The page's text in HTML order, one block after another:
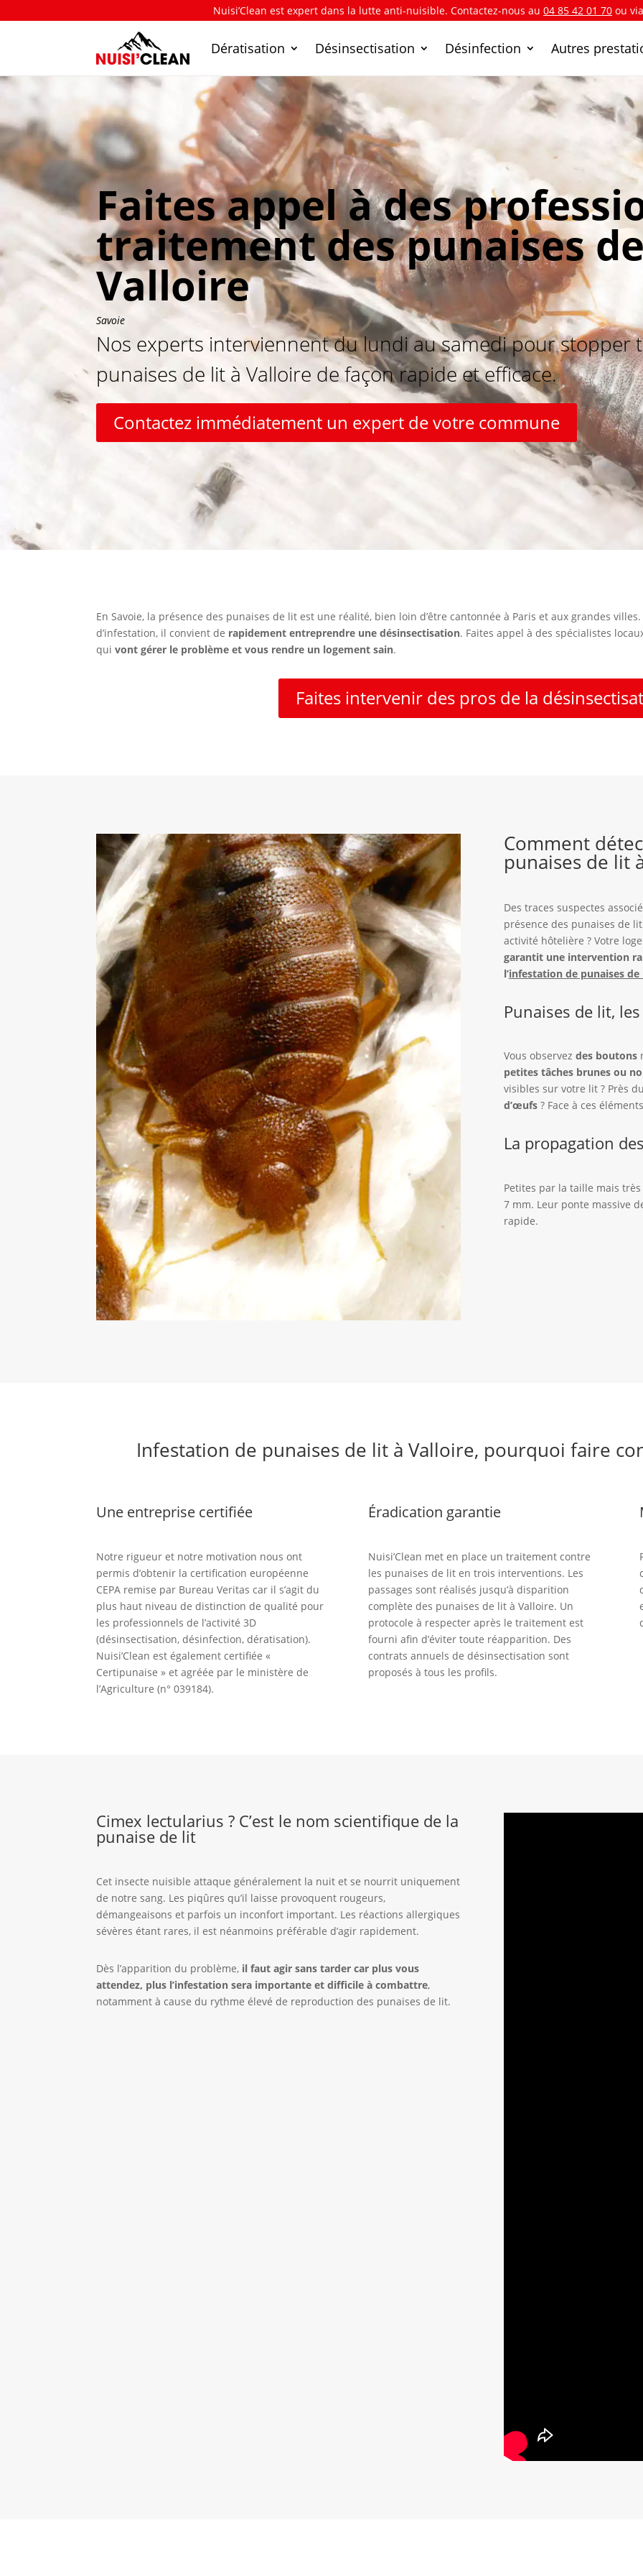
Nuisi’Clean est expert dans la lutte anti-nuisible. Contactez-nous au 04 85 42 01 70 ou via
Dératisation Désinsectisation Désinfection Autres
Faites appel à des
traitement des punaises
Valloire
Savoie
Nos experts interviennent du lundi au samedi pour stopper
punaises de lit à Valloire de façon rapide et efficace.
Contactez immédiatement un expert de votre commune
En Savoie, la présence des punaises de lit est une réalité, bien loin d’être cantonnée à Paris et aux grandes
d’infestation, il convient de rapidement entreprendre une désinsectisation. Faites appel à des spécialistes
quivont gérer le problème et vous rendre un logement sain.
Faites intervenir des pros de la
Comment
punaises de lit
Des traces suspectes
présence des punaises de
activité hôtelière ? Votre
garantit une intervention
l’infestation de punaises de
Punaises de lit,
Vous observez des boutons
petites tâches brunes ou
visibles sur votre lit ? Près
d’œufs? Face à ces
La propagation
Petites par la taille mais
7 mm. Leur ponte massive
rapide.
Infestation de punaises de lit à Valloire, pourquoi faire
Une entreprise certifiée
Notre rigueur et notre motivation nous ont
permis d’obtenir la certification européenne
CEPA remise par Bureau Veritas car il s’agit du
plus haut niveau de distinction de qualité pour
les professionnels de l’activité 3D
(désinsectisation, désinfection, dératisation).
Nuisi’Clean est également certifiée «
Certipunaise » et agréée par le ministère de
l’Agriculture (n° 039184).
Éradication garantie
Nuisi’Clean met en place un traitement contre
les punaises de lit en trois interventions. Les
passages sont réalisés jusqu’à disparition
complète des punaises de lit à Valloire. Un
protocole à respecter après le traitement est
fourni afin d’éviter toute réapparition. Des
contrats annuels de désinsectisation sont
proposés à tous les profils.
Cimex lectularius ? C’est le nom scientifique de la
punaise de lit
Cet insecte nuisible attaque généralement la nuit et se nourrit uniquement
de notre sang. Les piqûres qu’il laisse provoquent rougeurs,
démangeaisons et parfois un inconfort important. Les réactions allergiques
sévères étant rares, il est néanmoins préférable d’agir rapidement.
Dès l’apparition du problème, il faut agir sans tarder car plus vous
attendez, plus l’infestation sera importante et difficile à combattre,
notamment à cause du rythme élevé de reproduction des punaises de lit.